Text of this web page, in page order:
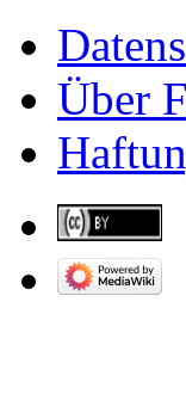
Über